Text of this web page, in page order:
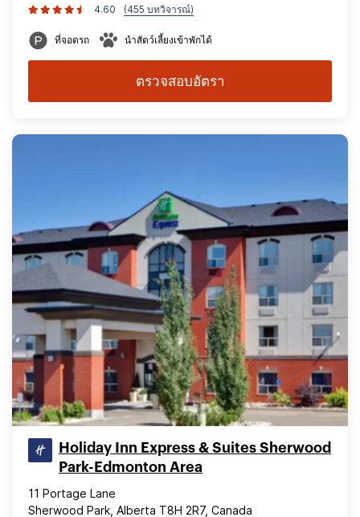
4.60 (455 บทวิจารณ์)
ที่จอดรถ นำสัตว์เลี้ยงเข้าพักได้
ตรวจสอบอัตรา
Holiday Inn Express & Suites Sherwood
Park-Edmonton Area
11 Portage Lane
Sherwood Park, Alberta T8H 2R7, Canada